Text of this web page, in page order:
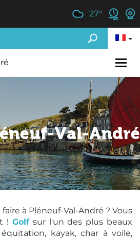
27°
Val-André
à Pléneuf-Val-André ? Vous
! Golfsur l'un des plus beaux
kayak, char à voile,